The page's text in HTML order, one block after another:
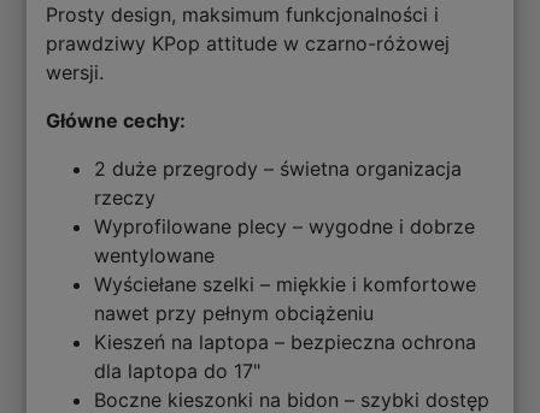
Prosty design, maksimum funkcjonalności i
prawdziwy KPop attitude w czarno-różowej
wersji.
Główne cechy:
2 duże przegrody – świetna organizacja
rzeczy
Wyprofilowane plecy – wygodne i dobrze
wentylowane
Wyściełane szelki – miękkie i komfortowe
nawet przy pełnym obciążeniu
Kieszeń na laptopa – bezpieczna ochrona
dla laptopa do 17"
Boczne kieszonki na bidon – szybki dostęp